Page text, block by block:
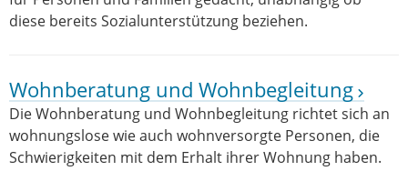
diese bereits Sozialunterstützung beziehen.
Wohnberatung und Wohnbegleitung
Die Wohnberatung und Wohnbegleitung richtet sich an
wohnungslose wie auch wohnversorgte Personen, die
Schwierigkeiten mit dem Erhalt ihrer Wohnung haben.